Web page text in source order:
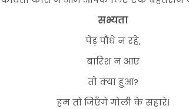
सभ्यता
पेड़ पौधे न रहे,
बारिश न आए
तो क्या हुआ?
हम तो जिएँगे गोली के सहारे।